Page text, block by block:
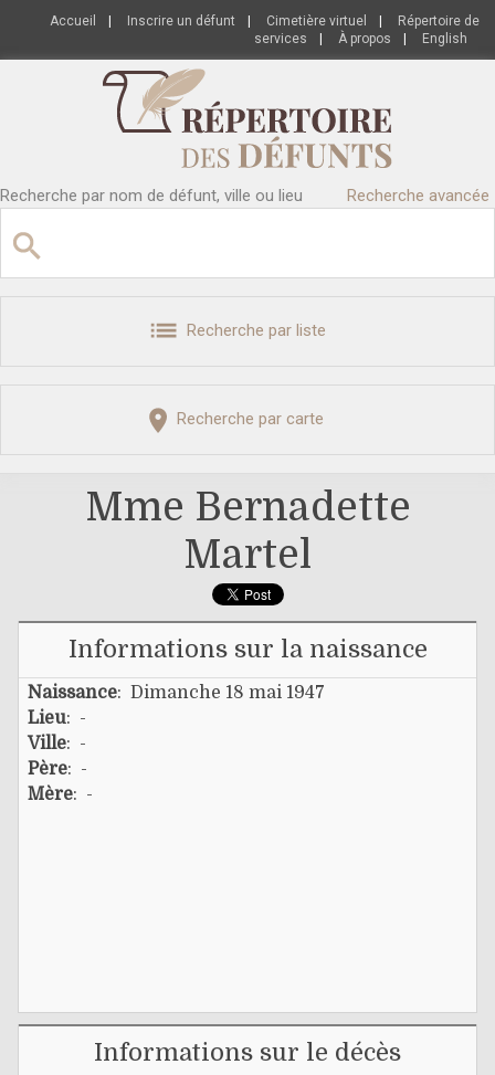
Accueil Inscrire un défunt Cimetière virtuel
Répertoire de
services
À propos English
Recherche par nom de défunt, ville ou lieu Recherche avancée
Recherche par liste
Recherche par carte
Mme Bernadette
Martel
Informations sur la naissance
Naissance: Dimanche 18 mai 1947
Lieu: -
Ville: -
Père: -
Mère: -
Informations sur le décès